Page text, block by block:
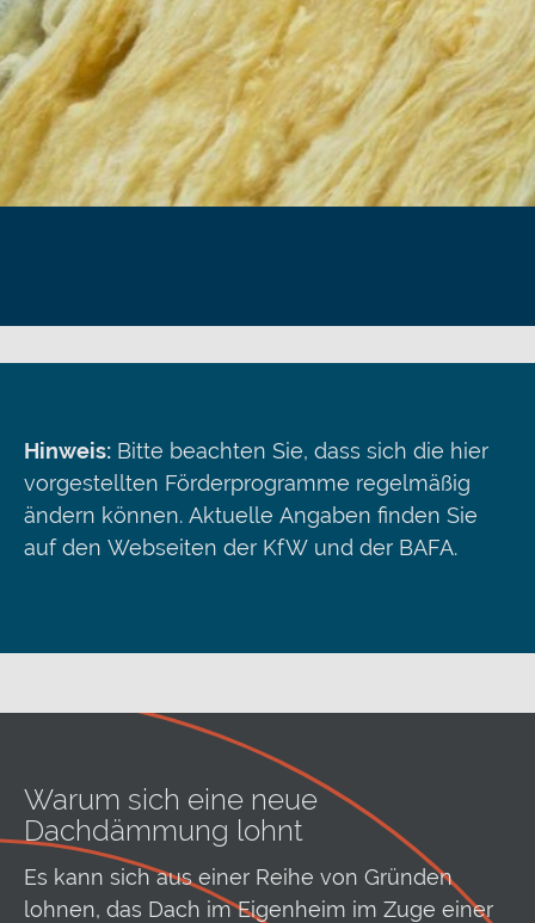
Hinweis: Bitte beachten Sie, dass sich die hier
vorgestellten Förderprogramme regelmäßig
ändern können. Aktuelle Angaben finden Sie
auf den Webseiten der KfW und der BAFA.
Warum sich eine neue
Dachdämmung lohnt
Es kann sich aus einer Reihe von Gründen
lohnen, das Dach im Eigenheim im Zuge einer